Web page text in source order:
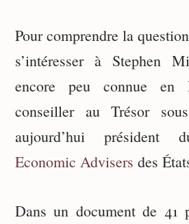
Pour comprendre la
s’intéresser à Stephen
encore peu connue en
conseiller au Trésor
aujourd’hui
Economic Advisers des
Dans un document de 41